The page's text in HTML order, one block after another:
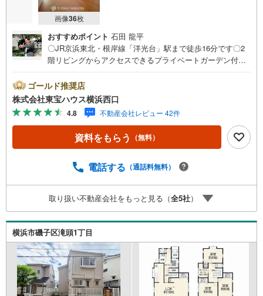
画像36枚
おすすめポイント 石田 龍平
〇JR京浜東北・根岸線「洋光台」駅まで徒歩16分です〇2
階リビングからアクセスできるプライベートガーデン付き
o！ 不動産キャンペーン対象店舗ーーーー当店で物件を成
約するとPayPayボーナスライトがもらえる「Yahoo！ 不動
産 物件ご成約キャンペーン」の対象になります。「資料を
もらう」「見学予約をする」ボタンからお問い合わせくだ
さい。※必ずYahoo！ JAPAN IDでログインしてください。
※PayPayボーナスライトは出金と譲渡はできません。有効
ーーーーーーーーーーーーー紹介金融機関/都市銀行利率/年
金利情勢により表記の返済額と異なる場合があります。ー
ーーーーーーーーーーーーーーーーーーーーーーーー
ゴールド推奨店
株式会社東宝ハウス横浜西口
4.8 不動産会社レビュー 42件
資料をもらう （無料）
電話する （通話料無料）
取り扱い不動産会社をもっと見る（全5社）
横浜市磯子区滝頭1丁目